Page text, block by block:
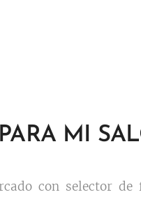
MI
con selector de